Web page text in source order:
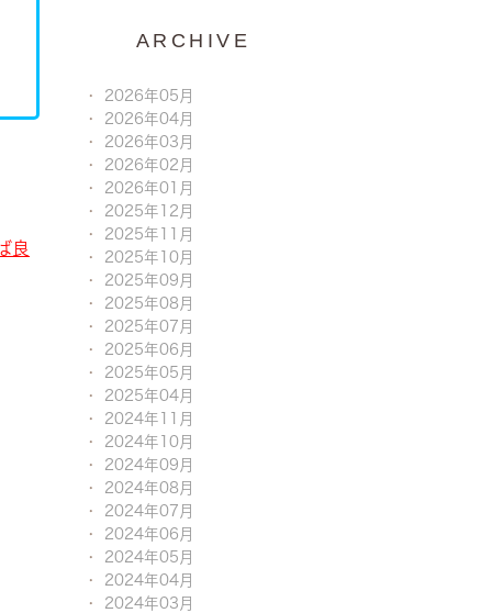
良
ARCHIVE
2026年05月
2026年04月
2026年03月
2026年02月
2026年01月
2025年12月
2025年11月
2025年10月
2025年09月
2025年08月
2025年07月
2025年06月
2025年05月
2025年04月
2024年11月
2024年10月
2024年09月
2024年08月
2024年07月
2024年06月
2024年05月
2024年04月
2024年03月